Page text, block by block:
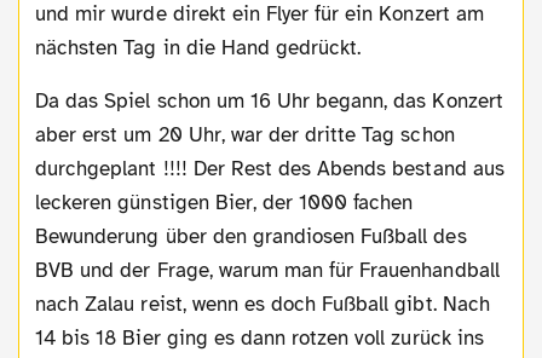
und mir wurde direkt ein Flyer für ein Konzert am
nächsten Tag in die Hand gedrückt.
Da das Spiel schon um 16 Uhr begann, das Konzert
aber erst um 20 Uhr, war der dritte Tag schon
durchgeplant !!!! Der Rest des Abends bestand aus
leckeren günstigen Bier, der 1000 fachen
Bewunderung über den grandiosen Fußball des
BVB und der Frage, warum man für Frauenhandball
nach Zalau reist, wenn es doch Fußball gibt. Nach
14 bis 18 Bier ging es dann rotzen voll zurück ins